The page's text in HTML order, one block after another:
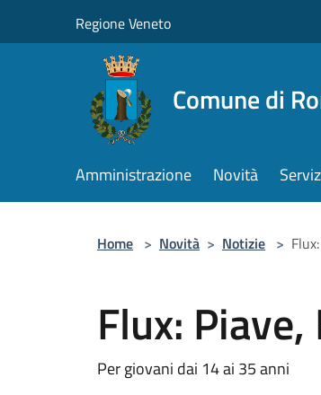
Regione Veneto
Comune di
Amministrazione Novità
Home > Novità > Notizie >
Flux:
Per giovani dai 14 ai 35 anni